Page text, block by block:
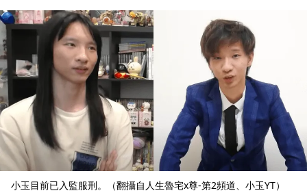
小玉目前已入監服刑。（翻攝自人生魯宅x尊-第2頻道、小玉YT）